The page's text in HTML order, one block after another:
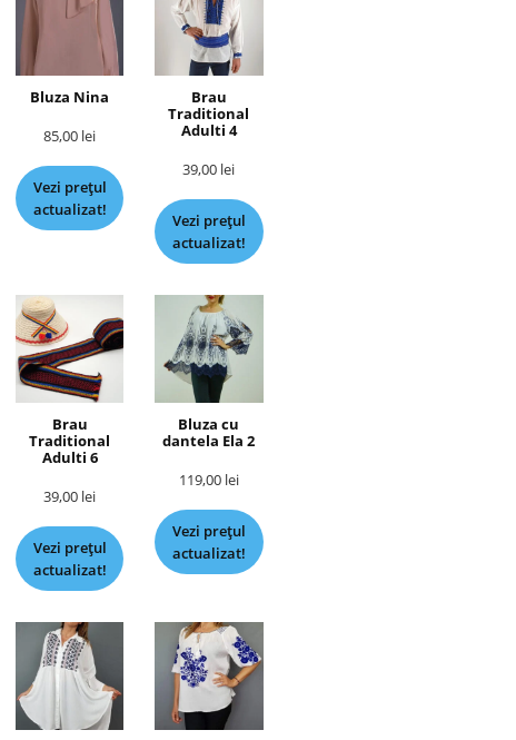
Bluza Nina
85,00 lei
Vezi prețul
actualizat!
Brau
Traditional
Adulti 4
39,00 lei
Vezi prețul
actualizat!
Brau
Traditional
Adulti 6
39,00 lei
Vezi prețul
actualizat!
Bluza cu
dantela Ela 2
119,00 lei
Vezi prețul
actualizat!